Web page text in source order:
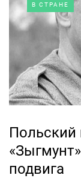
В СТРАНЕ
подвига